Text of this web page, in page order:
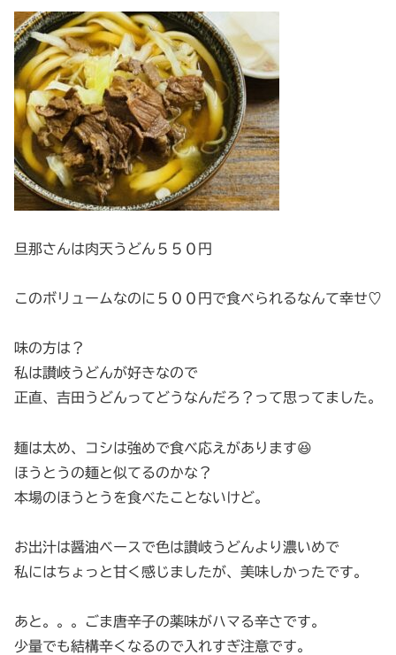
旦那さんは肉天うどん５５０円
このボリュームなのに５００円で食べられるなんて幸せ♡
味の方は？
私は讃岐うどんが好きなので
正直、吉田うどんってどうなんだろ？って思ってました。
麺は太め、コシは強めで食べ応えがあります😆
ほうとうの麺と似てるのかな？
本場のほうとうを食べたことないけど。
お出汁は醤油ベースで色は讃岐うどんより濃いめで
私にはちょっと甘く感じましたが、美味しかったです。
あと。。。ごま唐辛子の薬味がハマる辛さです。
少量でも結構辛くなるので入れすぎ注意です。